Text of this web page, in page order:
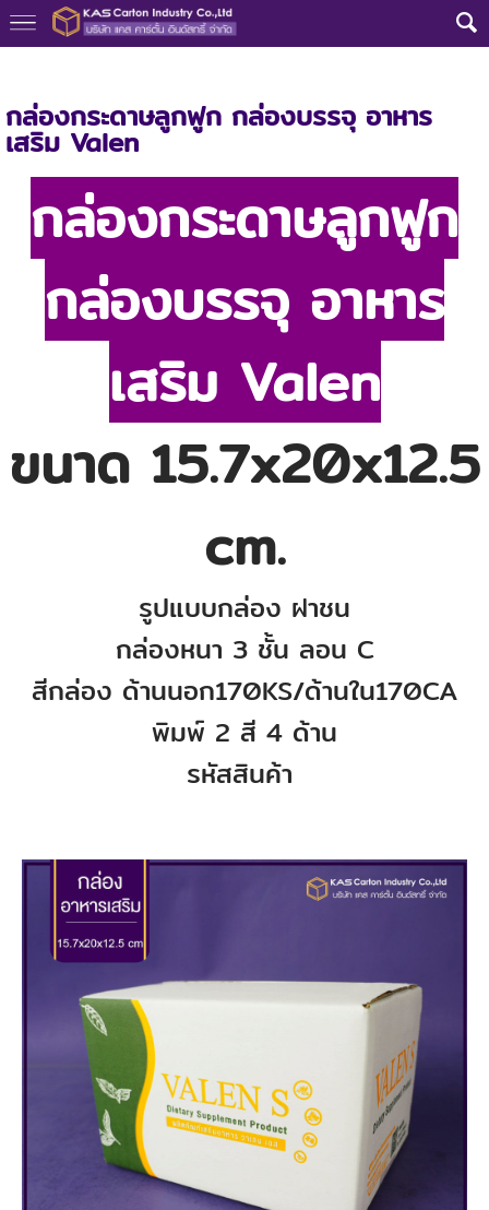
กล่องกระดาษลูกฟูก กล่องบรรจุ อาหาร
เสริม Valen
กล่องกระดาษลูกฟูก
กล่องบรรจุ อาหาร
เสริม Valen
ขนาด 15.7x20x12.5
cm.
รูปแบบกล่อง ฝาชน
กล่องหนา 3ชั้น ลอน C
สีกล่อง ด้านนอก170KS/ด้านใน170CA
พิมพ์ 2 สี 4 ด้าน
รหัสสินค้า